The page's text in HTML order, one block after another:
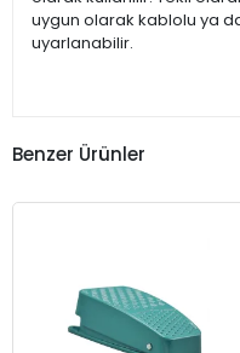
uygun olarak kablolu ya
uyarlanabilir.
Benzer Ürünler